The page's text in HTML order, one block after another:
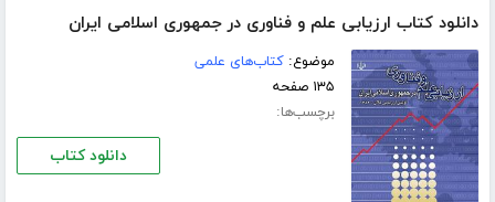
دانلود کتاب ارزیابی علم و فناوری در جمهوری اسلامی ایران
موضوع:کتاب‌های علمی
۱۳۵ صفحه
برچسب‌ها:
دانلود کتاب